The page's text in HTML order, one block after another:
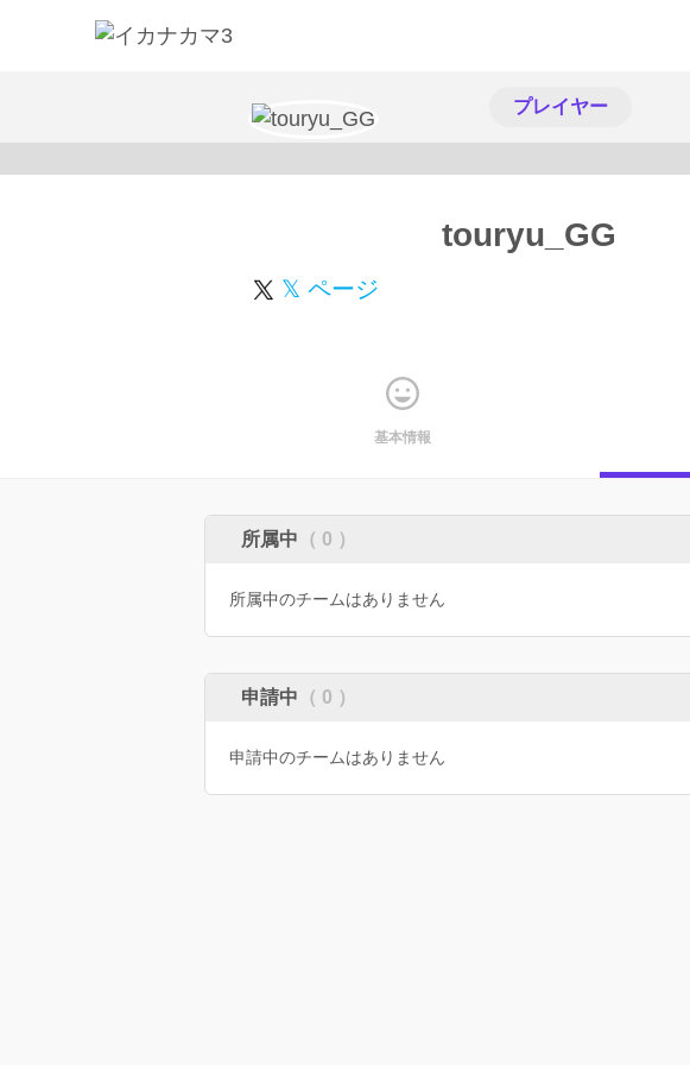
プレイヤー
touryu_GG
𝕏 ページ
基本情報
所属中 （ 0 ）
所属中のチームはありません
申請中 （ 0 ）
申請中のチームはありません